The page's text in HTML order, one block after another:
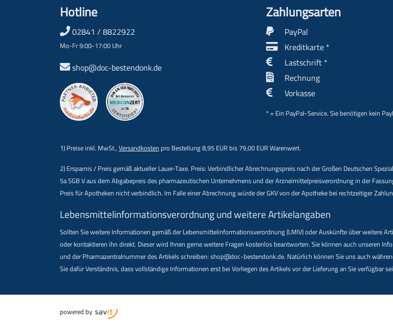
Hotline
02841 / 8822922
Mo-Fr 9:00-17:00 Uhr
shop@doc-bestendonk.de
Zahlungs­arten
PayPal
Kreditkarte *
Lastschrift *
Rechnung
Vorkasse
* = Ein PayPal-Service. Sie benötigen kein
1) Preise inkl. MwSt.,Versandkostenpro Bestellung 8,95 EUR bis 79,00 EUR Warenwert.
2) Ersparnis / Preis gemäß aktueller Lauer-Taxe. Preis: Verbindlicher Abrechnungspreis nach der Großen Deutschen
5a SGB V aus dem Abgabepreis des pharmazeutischen Unternehmens und der Arzneimittelpreisverordnung in der
Preis für Apotheken nicht verbindlich. Im Falle einer Abrechnung würde der GKV von der Apotheke bei rechtzeitiger
Lebensmittel­informations­verordnung und weitere Artikelangaben
Sollten Sie weitere Informationen gemäß der Lebensmittel­informations­verordnung (LMIV) oder Auskünfte über weitere
oder kontaktieren ihn direkt. Dieser wird Ihnen gerne weitere Fragen kostenlos beantworten. Sie können auch unseren
und der Pharmazentralnummer des Artikels schreiben: shop@doc-bestendonk.de. Natürlich können Sie uns auch
Sie dafür Verständnis, dass vollständige Informationen erst bei Vorliegen des Artikels vor der Lieferung an Sie verfügbar
powered by